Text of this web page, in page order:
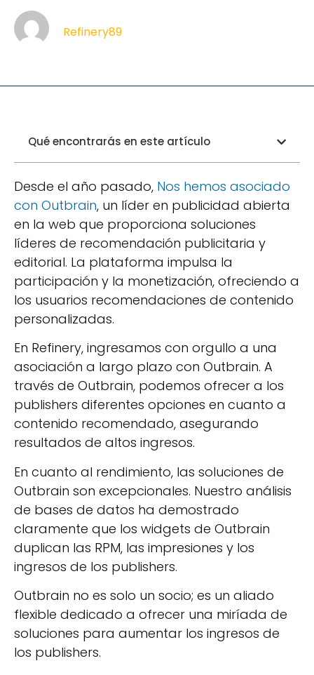
Refinery89
Qué encontrarás en este artículo
Desde el año pasado, Nos hemos asociado
con Outbrain, un líder en publicidad abierta
en la web que proporciona soluciones
líderes de recomendación publicitaria y
editorial. La plataforma impulsa la
participación y la monetización, ofreciendo a
los usuarios recomendaciones de contenido
personalizadas.
En Refinery, ingresamos con orgullo a una
asociación a largo plazo con Outbrain. A
través de Outbrain, podemos ofrecer a los
publishers diferentes opciones en cuanto a
contenido recomendado, asegurando
resultados de altos ingresos.
En cuanto al rendimiento, las soluciones de
Outbrain son excepcionales. Nuestro análisis
de bases de datos ha demostrado
claramente que los widgets de Outbrain
duplican las RPM, las impresiones y los
ingresos de los publishers.
Outbrain no es solo un socio; es un aliado
flexible dedicado a ofrecer una miríada de
soluciones para aumentar los ingresos de
los publishers.